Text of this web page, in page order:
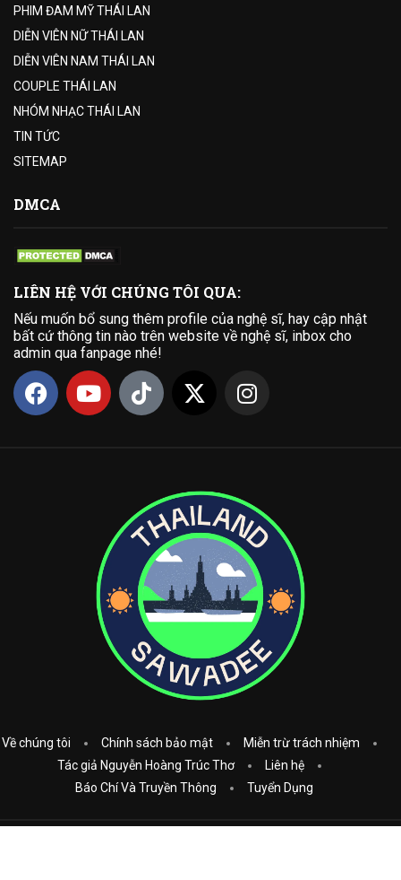
PHIM ĐAM MỸ THÁI LAN
DIỄN VIÊN NỮ THÁI LAN
DIỄN VIÊN NAM THÁI LAN
COUPLE THÁI LAN
NHÓM NHẠC THÁI LAN
TIN TỨC
SITEMAP
DMCA
LIÊN HỆ VỚI CHÚNG TÔI QUA:
Nếu muốn bổ sung thêm profile của nghệ sĩ, hay cập nhật
bất cứ thông tin nào trên website về nghệ sĩ, inbox cho
admin qua fanpage nhé!
Về chúng tôi Chính sách bảo mật
Miễn trừ trách nhiệm
Tác giả Nguyễn Hoàng Trúc Thơ
Liên hệ
Báo Chí Và Truyền Thông
Tuyển Dụng